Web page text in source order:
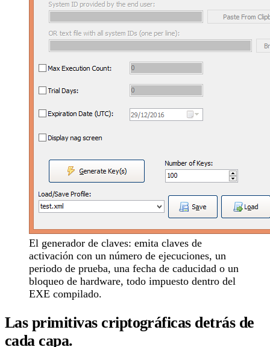
El generador de claves: emita claves de
activación con un número de ejecuciones, un
periodo de prueba, una fecha de caducidad o un
bloqueo de hardware, todo impuesto dentro del
EXE compilado.
Las primitivas criptográficas detrás de
cada capa.